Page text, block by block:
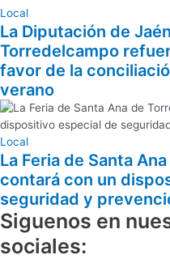
Local
La Diputación de
Torredelcampo
favor de la
verano
Local
La Feria de Santa
contará con un
seguridad y
Siguenos en
sociales: